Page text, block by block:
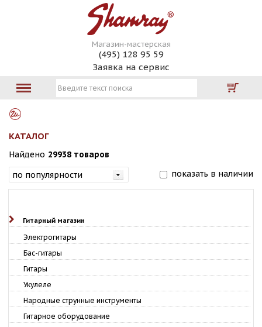
Магазин-мастерская
(495) 128 95 59
Заявка на сервис
КАТАЛОГ
Найдено 29938 товаров
показать в наличии
Гитарный магазин
Электрогитары
Бас-гитары
Гитары
Укулеле
Народные струнные инструменты
Гитарное оборудование